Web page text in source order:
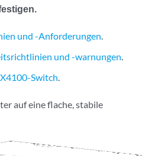
und -Anforderungen.
und -warnungen.
Switch.
auf eine flache, stabile